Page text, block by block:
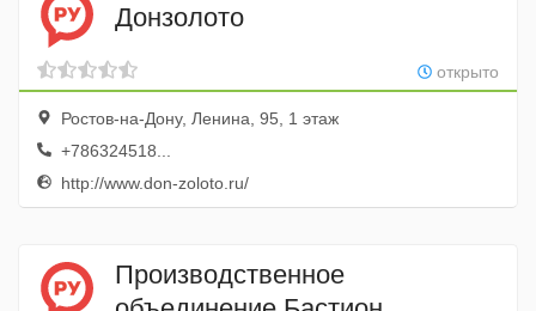
Донзолото
открыто
Ростов-на-Дону, Ленина, 95, 1 этаж
+786324518...
http://www.don-zoloto.ru/
Производственное